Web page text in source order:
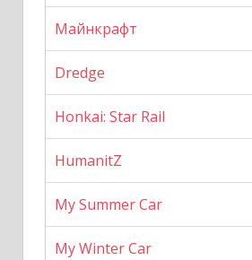
Майнкрафт
Dredge
Honkai: Star Rail
HumanitZ
My Summer Car
My Winter Car